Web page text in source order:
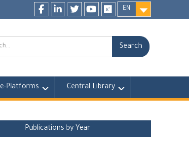
EN
e-Platforms Central Library
Publications by Year